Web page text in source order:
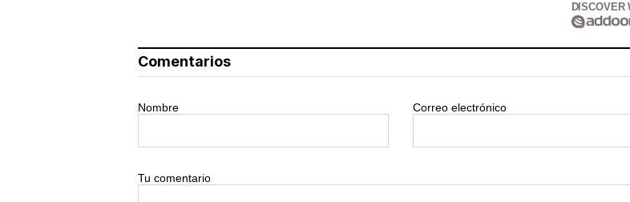
DISCOVER
Comentarios
Nombre Correo electrónico
Tu comentario